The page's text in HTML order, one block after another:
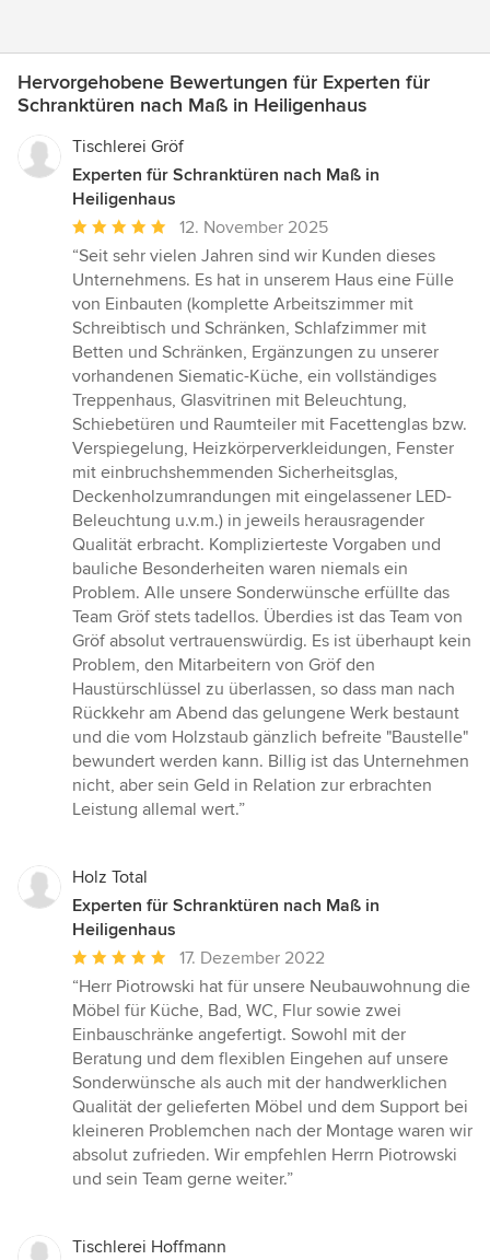
Hervorgehobene Bewertungen für Experten für
Schranktüren nach Maß in Heiligenhaus
Tischlerei Gröf
Experten für Schranktüren nach Maß in
Heiligenhaus
Durchschnittliche
Bewertung:
5
von
5
Sternen
12. November 2025
“Seit sehr vielen Jahren sind wir Kunden dieses
Unternehmens. Es hat in unserem Haus eine Fülle
von Einbauten (komplette Arbeitszimmer mit
Schreibtisch und Schränken, Schlafzimmer mit
Betten und Schränken, Ergänzungen zu unserer
vorhandenen Siematic-Küche, ein vollständiges
Treppenhaus, Glasvitrinen mit Beleuchtung,
Schiebetüren und Raumteiler mit Facettenglas bzw.
Verspiegelung, Heizkörperverkleidungen, Fenster
mit einbruchshemmenden Sicherheitsglas,
Deckenholzumrandungen mit eingelassener LED-
Beleuchtung u.v.m.) in jeweils herausragender
Qualität erbracht. Komplizierteste Vorgaben und
bauliche Besonderheiten waren niemals ein
Problem. Alle unsere Sonderwünsche erfüllte das
Team Gröf stets tadellos. Überdies ist das Team von
Gröf absolut vertrauenswürdig. Es ist überhaupt kein
Problem, den Mitarbeitern von Gröf den
Haustürschlüssel zu überlassen, so dass man nach
Rückkehr am Abend das gelungene Werk bestaunt
und die vom Holzstaub gänzlich befreite "Baustelle"
bewundert werden kann. Billig ist das Unternehmen
nicht, aber sein Geld in Relation zur erbrachten
Leistung allemal wert.”
Holz Total
Experten für Schranktüren nach Maß in
Heiligenhaus
Durchschnittliche
Bewertung:
5
von
5
Sternen
17. Dezember 2022
“Herr Piotrowski hat für unsere Neubauwohnung die
Möbel für Küche, Bad, WC, Flur sowie zwei
Einbauschränke angefertigt. Sowohl mit der
Beratung und dem flexiblen Eingehen auf unsere
Sonderwünsche als auch mit der handwerklichen
Qualität der gelieferten Möbel und dem Support bei
kleineren Problemchen nach der Montage waren wir
absolut zufrieden. Wir empfehlen Herrn Piotrowski
und sein Team gerne weiter.”
Tischlerei Hoffmann